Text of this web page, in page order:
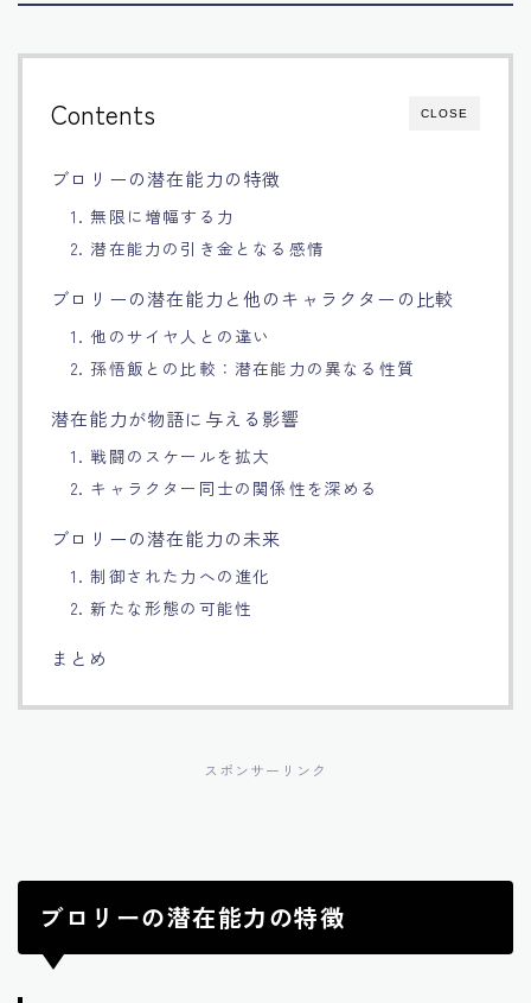
CLOSE
Contents
ブロリーの潜在能力の特徴
1. 無限に増幅する力
2. 潜在能力の引き金となる感情
ブロリーの潜在能力と他のキャラクターの比較
1. 他のサイヤ人との違い
2. 孫悟飯との比較：潜在能力の異なる性質
潜在能力が物語に与える影響
1. 戦闘のスケールを拡大
2. キャラクター同士の関係性を深める
ブロリーの潜在能力の未来
1. 制御された力への進化
2. 新たな形態の可能性
まとめ
スポンサーリンク
ブロリーの潜在能力の特徴